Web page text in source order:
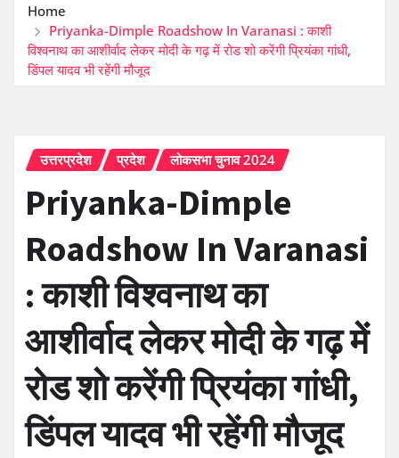
Home
Priyanka-Dimple Roadshow In Varanasi : काशी
विश्वनाथ का आशीर्वाद लेकर मोदी के गढ़ में रोड शो करेंगी प्रियंका गांधी,
डिंपल यादव भी रहेंगी मौजूद
उत्तरप्रदेश प्रदेश लोकसभा चुनाव 2024
Priyanka-Dimple
Roadshow In Varanasi
: काशी विश्वनाथ का
आशीर्वाद लेकर मोदी के गढ़ में
रोड शो करेंगी प्रियंका गांधी,
डिंपल यादव भी रहेंगी मौजूद